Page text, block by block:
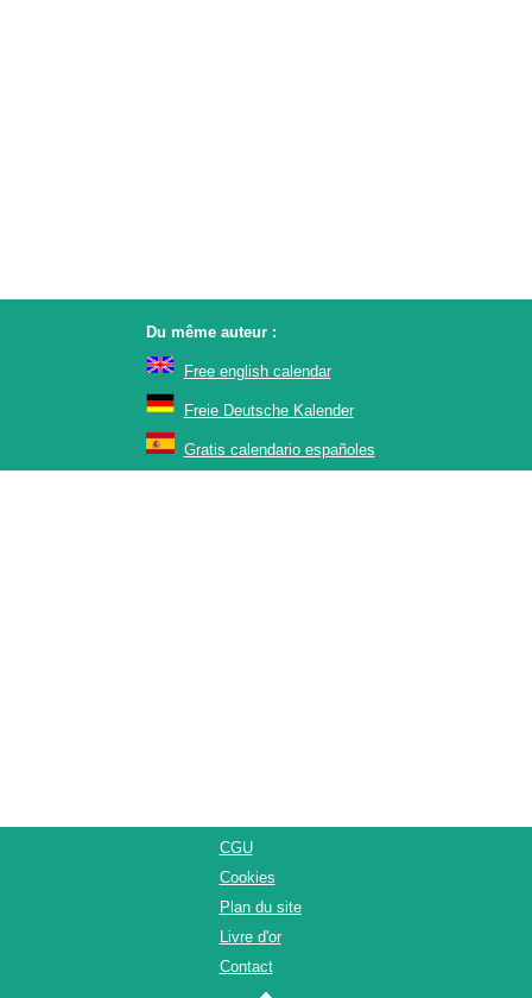
Du même auteur :
Free english calendar
Freie Deutsche Kalender
Gratis calendario españoles
CGU
Cookies
Plan du site
Livre d'or
Contact